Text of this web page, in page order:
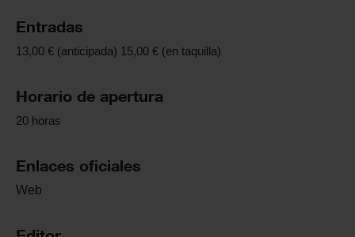
Entradas
13,00 € (anticipada) 15,00 € (en taquilla)
Horario de apertura
20 horas
Enlaces oficiales
Web